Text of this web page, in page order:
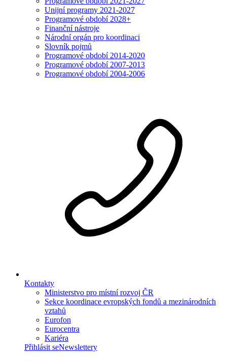
Unijní programy 2021-2027
Programové období 2028+
Finanční nástroje
Národní orgán pro koordinaci
Slovník pojmů
Programové období 2014-2020
Programové období 2007-2013
Programové období 2004-2006
Kontakty
Ministerstvo pro místní rozvoj ČR
Sekce koordinace evropských fondů a mezinárodních
vztahů
Eurofon
Eurocentra
Kariéra
Přihlásit seNewslettery